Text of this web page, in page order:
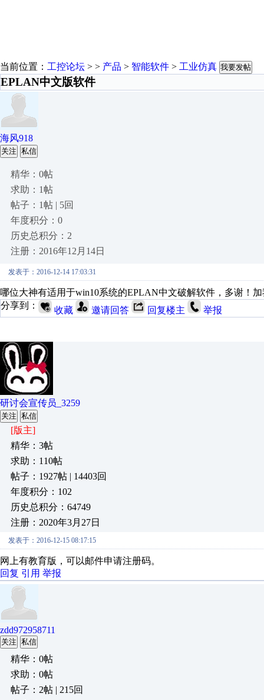
当前位置： 工控论坛 > > 产品 > 智能软件 > 工业仿真 我要发帖
EPLAN中文版软件
海风918
关注 私信
精华：0帖
求助：1帖
帖子：1帖 | 5回
年度积分：0
历史总积分：2
注册：2016年12月14日
发表于：2016-12-14 17:03:31
哪位大神有适用于win10系统的EPLAN中文破解软件，多谢！加
分享到：
收藏 邀请回答 回复楼主 举报
研讨会宣传员_3259
关注 私信
[版主]
精华：3帖
求助：110帖
帖子：1927帖 | 14403回
年度积分：102
历史总积分：64749
注册：2020年3月27日
发表于：2016-12-15 08:17:15
网上有教育版，可以邮件申请注册码。
回复 引用 举报
zdd972958711
关注 私信
精华：0帖
求助：0帖
帖子：2帖 | 215回